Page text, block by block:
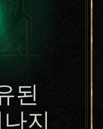
된
지